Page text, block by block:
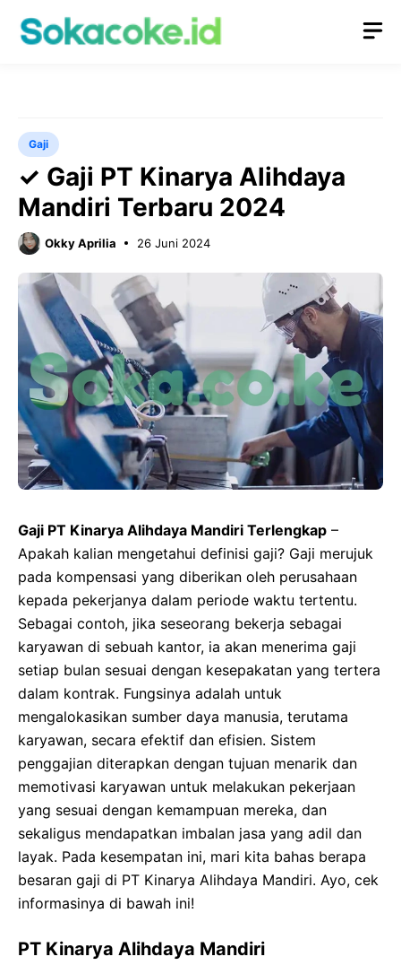
Gaji
✓ Gaji PT Kinarya Alihdaya
Mandiri Terbaru 2024
Okky Aprilia 26 Juni 2024
Gaji PT Kinarya Alihdaya Mandiri Terlengkap –
Apakah kalian mengetahui definisi gaji? Gaji merujuk
pada kompensasi yang diberikan oleh perusahaan
kepada pekerjanya dalam periode waktu tertentu.
Sebagai contoh, jika seseorang bekerja sebagai
karyawan di sebuah kantor, ia akan menerima gaji
setiap bulan sesuai dengan kesepakatan yang tertera
dalam kontrak. Fungsinya adalah untuk
mengalokasikan sumber daya manusia, terutama
karyawan, secara efektif dan efisien. Sistem
penggajian diterapkan dengan tujuan menarik dan
memotivasi karyawan untuk melakukan pekerjaan
yang sesuai dengan kemampuan mereka, dan
sekaligus mendapatkan imbalan jasa yang adil dan
layak. Pada kesempatan ini, mari kita bahas berapa
besaran gaji di PT Kinarya Alihdaya Mandiri. Ayo, cek
informasinya di bawah ini!
PT Kinarya Alihdaya Mandiri